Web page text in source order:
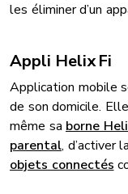
les éliminer d’un
Appli Helix Fi
Application mobile
de son domicile.
même sa borne
parental, d’activer la
objets connectés